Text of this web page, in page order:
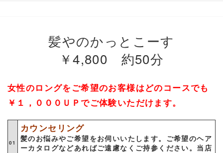
髪やのかっとこーす
￥4,800 約50分
女性のロングをご希望のお客様はどのコースでも
￥１，０００ＵＰでご体験いただけます。
カウンセリング
髪のお悩みやご希望をお伺いいたします。ご希望のヘア
ーカタログなどあればご遠慮なくご持参ください。当店